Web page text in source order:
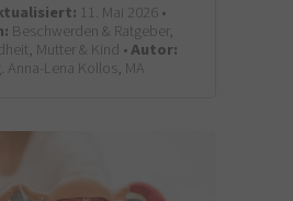
11. Mai 2026 •
Beschwerden & Ratgeber,
Mutter & Kind •Autor:
Anna-Lena Kollos, MA